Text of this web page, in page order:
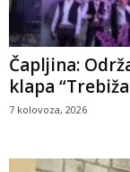
Čapljina:
klapa
7 kolovoza, 2026